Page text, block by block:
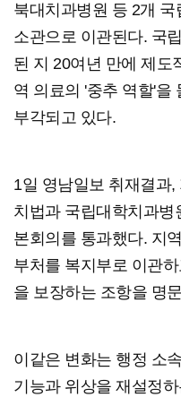
북대치과병원 등 2개
소관으로 이관된다. 국
된 지 20여년 만에 제도
역 의료의 '중추 역할'을
부각되고 있다.
1일 영남일보 취재결과
치법과 국립대학치과병
본회의를 통과했다. 지
부처를 복지부로 이관
을 보장하는 조항을 명
이같은 변화는 행정 소
기능과 위상을 재설정